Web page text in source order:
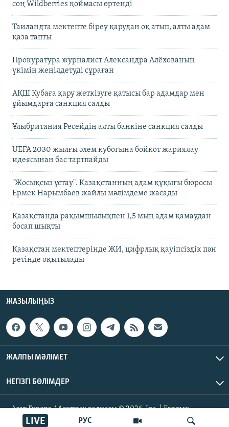
РУС
LIVE
соң Wildberries қоймасы өртенді
Таиландта мектепте біреу қарудан оқ атып, алты адам
қаза тапты
Прокуратура журналист Александра Алёхованың
үкімін жеңілдетуді сұраған
АҚШ Кубаға қару жеткізуге қатысы бар адамдар мен
ұйымдарға санкция салды
Ұлыбритания Ресейдің алты банкіне санкция салды
UEFA 2030 жылғы әлем кубогына бойкот жариялау
идеясынан бас тартпайды
"Жосықсыз ұстау". Қазақстанның адам құқығы бюросы
Ермек Нарымбаев жайлы мәлімдеме жасады
Қазақстанда рақымшылықпен 1,5 мың адам қамаудан
босап шықты
Қазақстан мектептерінде ЖИ, цифрлық қауіпсіздік пән
ретінде оқытылады
ЖАЗЫЛЫҢЫЗ
ЖАЛПЫ МӘЛІМЕТ
НЕГІЗГІ БӨЛІМДЕР
Азат Еуропа / Азаттық радиосы © 2026, Inc. | Барлық
құқықтары қорғалған